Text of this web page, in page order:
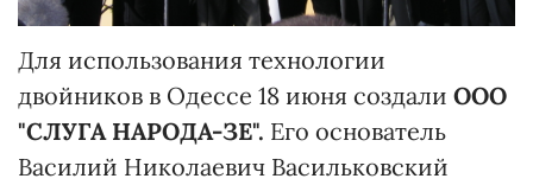
Для использования технологии
двойников в Одессе 18 июня создали ООО
"СЛУГА НАРОДА-ЗЕ". Его основатель
Василий Николаевич Васильковский